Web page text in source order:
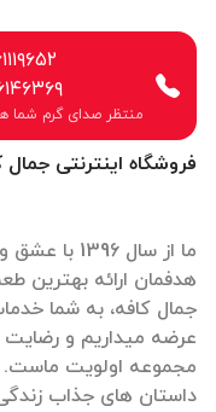
فروشگاه اینترنتی جمال
ما از سال
هدفمان ارائه بهترین
جمال کافه، به شما
عرضه میداریم و
مجموعه اولویت ماست.
داستان های جذاب
منتظر صدای گرم شما